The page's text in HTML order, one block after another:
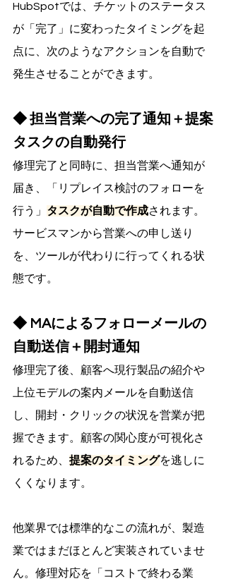
HubSpotでは、チケットのステータス
が「完了」に変わったタイミングを起
点に、次のようなアクションを自動で
発生させることができます。
◆ 担当営業への完了通知＋提案
タスクの自動発行
修理完了と同時に、担当営業へ通知が
届き、「リプレイス検討のフォローを
行う」 タスクが自動で作成されます。
サービスマンから営業への申し送り
を、ツールが代わりに行ってくれる状
態です。
◆ MAによるフォローメールの
自動送信＋開封通知
修理完了後、顧客へ現行製品の紹介や
上位モデルの案内メールを自動送信
し、開封・クリックの状況を営業が把
握できます。顧客の関心度が可視化さ
れるため、 提案のタイミングを逃しに
くくなります。
他業界では標準的なこの流れが、製造
業ではまだほとんど実装されていませ
ん。修理対応を「コストで終わる業